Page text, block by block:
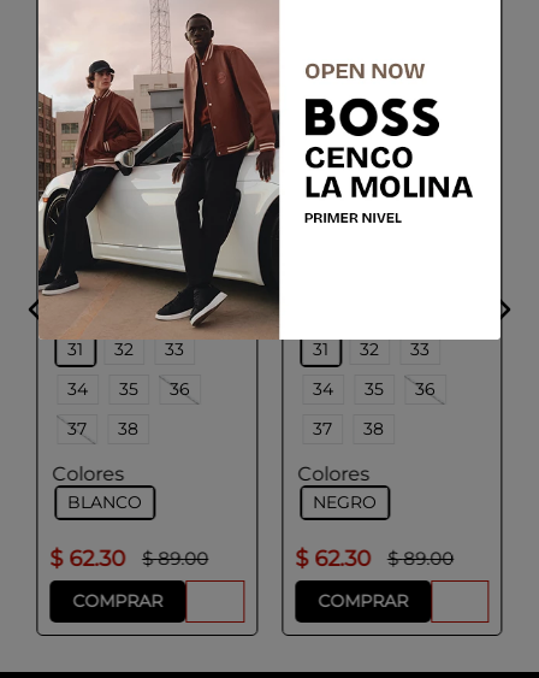
GEOX
J WASHIBA
31 32
33
34
35
36
37
38
Colores
BLANCO
$ 62.30 $ 89.00
COMPRAR
GEOX
31 32
33
34
35
36
37
38
Colores
NEGRO
$ 62.30 $ 89.00
COMPRAR